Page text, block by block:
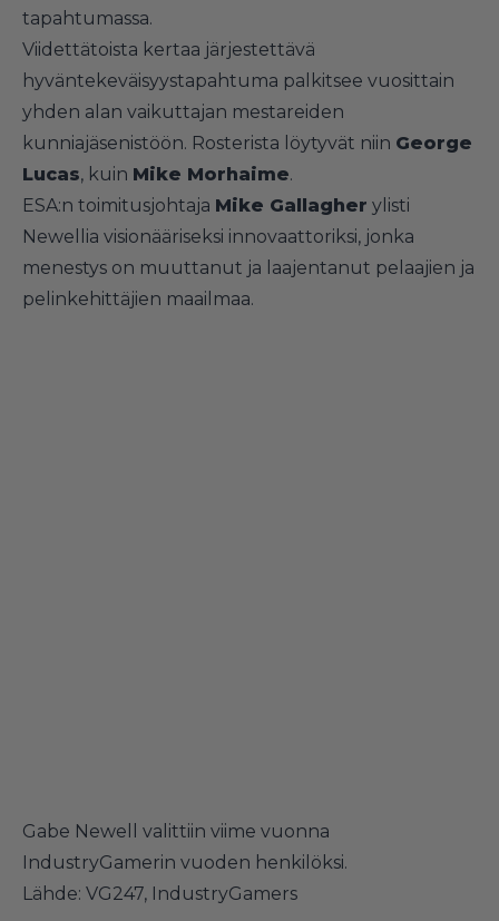
tapahtumassa.
Viidettätoista kertaa järjestettävä
hyväntekeväisyystapahtuma palkitsee vuosittain
yhden alan vaikuttajan mestareiden
kunniajäsenistöön. Rosterista löytyvät niin George
Lucas, kuin Mike Morhaime.
ESA:n toimitusjohtaja Mike Gallagher ylisti
Newellia visionääriseksi innovaattoriksi, jonka
menestys on muuttanut ja laajentanut pelaajien ja
pelinkehittäjien maailmaa.
Gabe Newell valittiin viime vuonna
IndustryGamerin vuoden henkilöksi.
Lähde: VG247, IndustryGamers